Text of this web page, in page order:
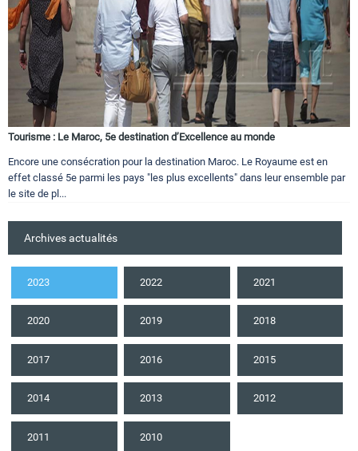
Tourisme : Le Maroc, 5e destination d’Excellence au monde
Encore une consécration pour la destination Maroc. Le Royaume est en
effet classé 5e parmi les pays "les plus excellents" dans leur ensemble par
le site de pl...
Archives actualités
2023 2022 2021
2020 2019 2018
2017 2016 2015
2014 2013 2012
2011 2010